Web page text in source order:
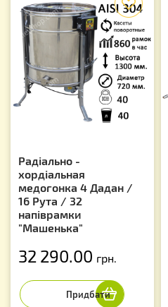
Радіально -
хордіальная
медогонка 4 Дадан /
16 Рута / 32
напіврамки
"Машенька"
32 290.00 грн.